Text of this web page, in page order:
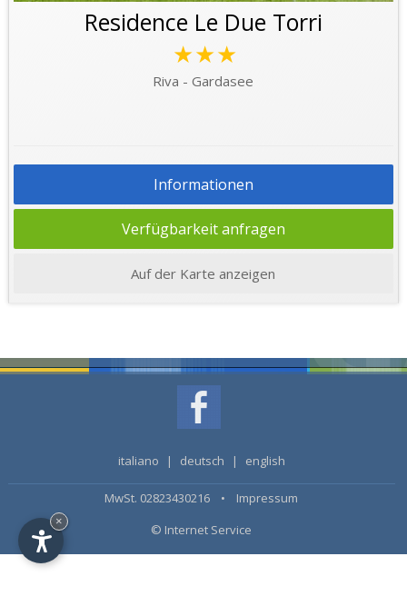
Residence Le Due Torri
★★★
Riva - Gardasee
Informationen
Verfügbarkeit anfragen
Auf der Karte anzeigen
italiano | deutsch | english
MwSt. 02823430216 • Impressum
© Internet Service
×